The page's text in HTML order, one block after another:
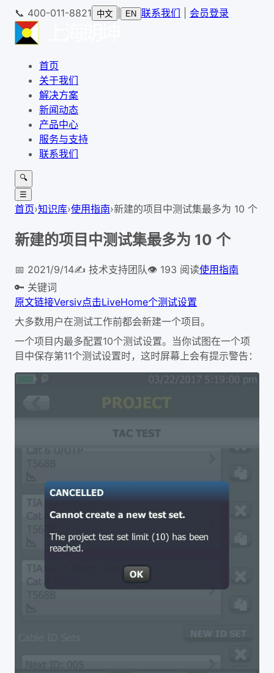
📞 400-011-8821 中文 EN 联系我们 会员登录
首页
关于我们
解决方案
新闻动态
产品中心
服务与支持
联系我们
🔍
☰
首页›知识库›使用指南›新建的项目中测试集最多为 10 个
新建的项目中测试集最多为 10 个
📅 2021/9/14✍️ 技术支持团队👁 193 阅读使用指南
🔑 关键词
原文链接Versiv点击LiveHome个测试设置
大多数用户在测试工作前都会新建一个项目。
一个项目内最多配置10个测试设置。当你试图在一个项
目中保存第11个测试设置时，这时屏幕上会有提示警告：